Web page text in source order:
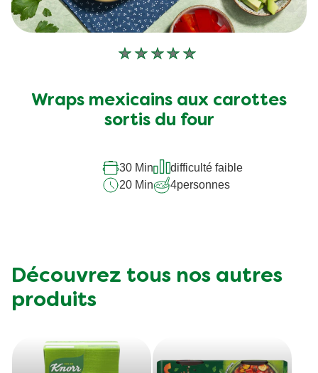
Aucune
soumise
pour
Wraps mexicains aux carottes
sortis du four
30 Min
difficulté faible
20 Min
4personnes
Découvrez tous nos autres
produits